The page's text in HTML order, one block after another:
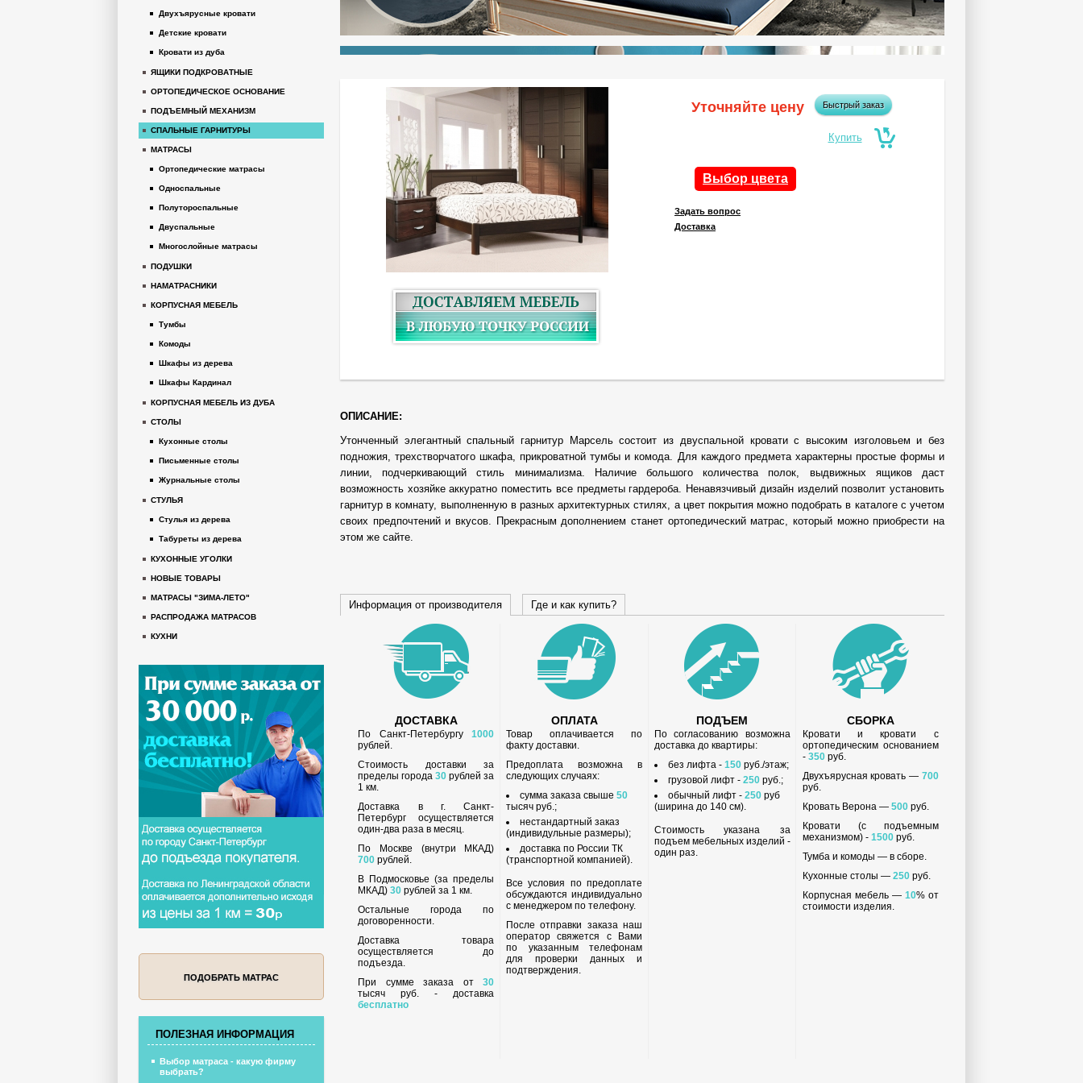
Уточняйте цену Быстрый заказ
Выбор цвета
Задать вопрос
Доставка
ОПИСАНИЕ:
Утонченный элегантный спальный гарнитур Марсель состоит из двуспальной кровати с высоким изголовьем и без
подножия, трехстворчатого шкафа, прикроватной тумбы и комода. Для каждого предмета характерны простые формы и
линии, подчеркивающий стиль минимализма. Наличие большого количества полок, выдвижных ящиков даст
возможность хозяйке аккуратно поместить все предметы гардероба. Ненавязчивый дизайн изделий позволит установить
гарнитур в комнату, выполненную в разных архитектурных стилях, а цвет покрытия можно подобрать в каталоге с учетом
своих предпочтений и вкусов. Прекрасным дополнением станет ортопедический матрас, который можно приобрести на
этом же сайте.
Информация от производителя Где и как купить?
ДОСТАВКА
По Санкт-Петербургу1000
рублей.
Стоимость доставки за
пределы города30 рублей за
1 км.
Доставка в г. Санкт-
Петербург осуществляется
один-два раза в месяц.
По Москве (внутри МКАД)
700 рублей.
В Подмосковье (за пределы
МКАД)30 рублей за 1 км.
Остальные города по
договоренности.
Доставка товара
осуществляется до
подъезда.
При сумме заказа от30
тысяч руб. - доставка
бесплатно
ОПЛАТА
Товар оплачивается по
факту доставки.
Предоплата возможна в
следующих случаях:
сумма заказа свыше50
тысяч руб.;
нестандартный заказ
(индивидульные размеры);
доставка по России ТК
(транспортной компанией).
Все условия по предоплате
обсуждаются индивидуально
с менеджером по телефону.
После отправки заказа наш
оператор свяжется с Вами
по указанным телефонам
для проверки данных и
подтверждения.
ПОДЪЕМ
По согласованию возможна
доставка до квартиры:
без лифта - 150руб./этаж;
грузовой лифт - 250руб.;
обычный лифт - 250руб
(ширина до 140 см).
Стоимость указана за
подъем мебельных изделий -
один раз.
СБОРКА
Кровати и кровати с
ортопедическим основанием
- 350руб.
Двухъярусная кровать — 700
руб.
Кровать Верона — 500руб.
Кровати (с подъемным
механизмом) - 1500руб.
Тумба и комоды — в сборе.
Кухонные столы — 250руб.
Корпусная мебель — 10% от
стоимости изделия.
Двухъярусные кровати
Детские кровати
Кровати из дуба
ЯЩИКИ ПОДКРОВАТНЫЕ
ОРТОПЕДИЧЕСКОЕ ОСНОВАНИЕ
ПОДЪЕМНЫЙ МЕХАНИЗМ
СПАЛЬНЫЕ ГАРНИТУРЫ
МАТРАСЫ
Ортопедические матрасы
Односпальные
Полутороспальные
Двуспальные
Многослойные матрасы
ПОДУШКИ
НАМАТРАСНИКИ
КОРПУСНАЯ МЕБЕЛЬ
Тумбы
Комоды
Шкафы из дерева
Шкафы Кардинал
КОРПУСНАЯ МЕБЕЛЬ ИЗ ДУБА
СТОЛЫ
Кухонные столы
Письменные столы
Журнальные столы
СТУЛЬЯ
Стулья из дерева
Табуреты из дерева
КУХОННЫЕ УГОЛКИ
НОВЫЕ ТОВАРЫ
МАТРАСЫ "ЗИМА-ЛЕТО"
РАСПРОДАЖА МАТРАСОВ
КУХНИ
ПОДОБРАТЬ МАТРАС
ПОЛЕЗНАЯ ИНФОРМАЦИЯ
Выбор матраса - какую фирму
выбрать?